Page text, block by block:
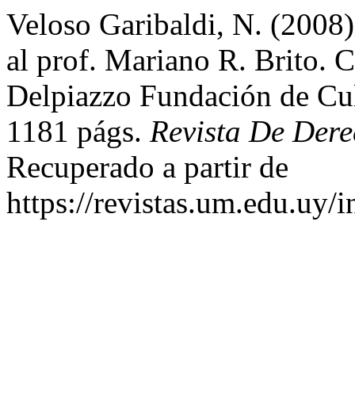
Veloso Garibaldi, N.
al prof. Mariano R. Brito.
Delpiazzo Fundación de
1181 págs. Revista De
Recuperado a partir de
https://revistas.um.edu.uy/